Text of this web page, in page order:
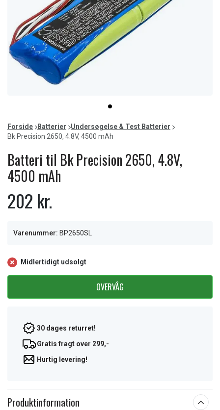
item
0
of
1
Forside Batterier
Undersøgelse & Test Batterier
Bk Precision 2650, 4.8V, 4500 mAh
Batteri til Bk Precision 2650, 4.8V,
4500 mAh
202 kr.
Varenummer: BP2650SL
Midlertidigt udsolgt
OVERVÅG
30 dages returret!
Gratis fragt over 299,-
Hurtig levering!
Produktinformation